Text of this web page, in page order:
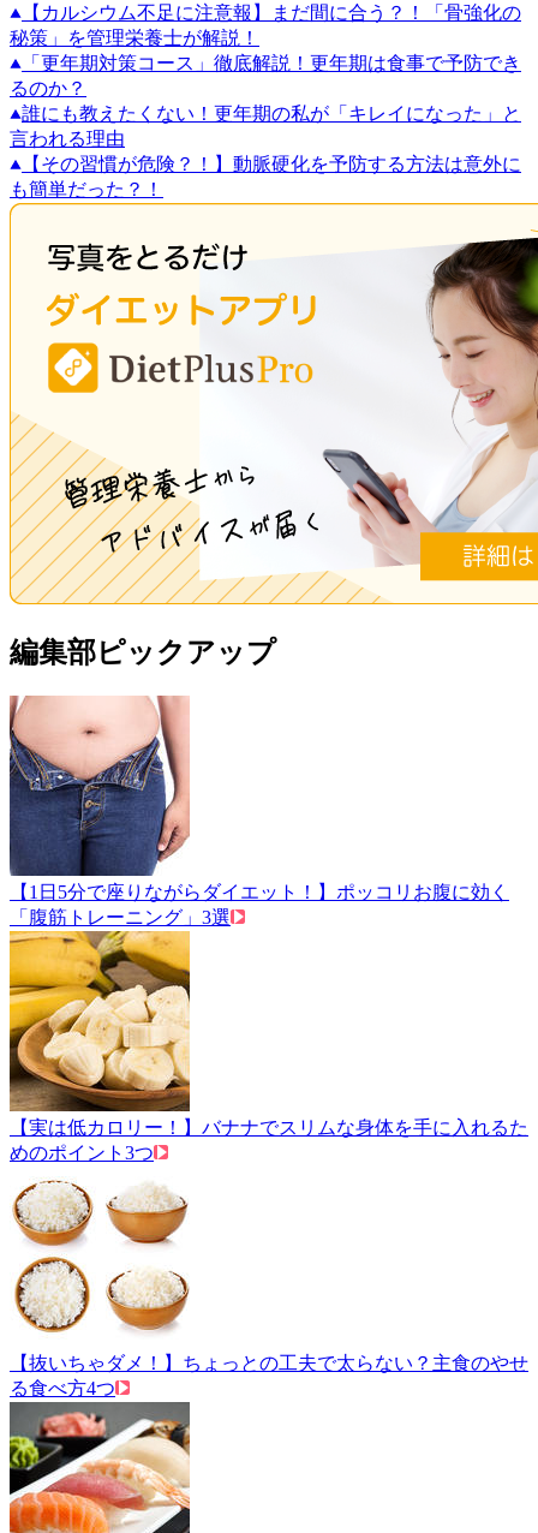
【カルシウム不足に注意報】まだ間に合う？！「骨強化の
秘策」を管理栄養士が解説！
「更年期対策コース」徹底解説！更年期は食事で予防でき
るのか？
誰にも教えたくない！更年期の私が「キレイになった」と
言われる理由
【その習慣が危険？！】動脈硬化を予防する方法は意外に
も簡単だった？！
編集部ピックアップ
【1日5分で座りながらダイエット！】ポッコリお腹に効く
「腹筋トレーニング」3選
【実は低カロリー！】バナナでスリムな身体を手に入れるた
めのポイント3つ
【抜いちゃダメ！】ちょっとの工夫で太らない？主食のやせ
る食べ方4つ